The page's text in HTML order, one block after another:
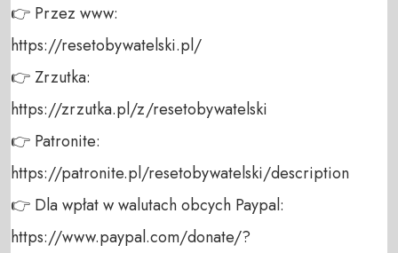
👉 Przez www:
https://resetobywatelski.pl/
👉 Zrzutka:
https://zrzutka.pl/z/resetobywatelski
👉 Patronite:
https://patronite.pl/resetobywatelski/description
👉 Dla wpłat w walutach obcych Paypal:
https://www.paypal.com/donate/?